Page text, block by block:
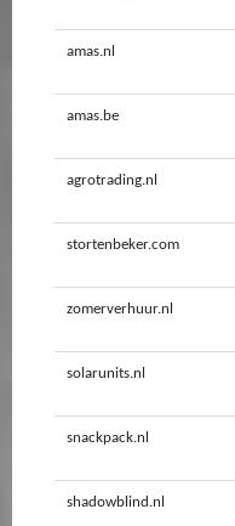
amas.nl
amas.be
agrotrading.nl
stortenbeker.com
zomerverhuur.nl
solarunits.nl
snackpack.nl
shadowblind.nl